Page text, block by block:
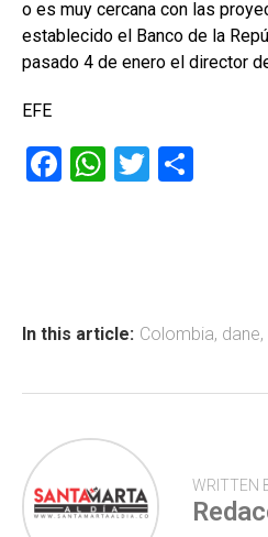
o es muy cercana con las
establecido el Banco de la
pasado 4 de enero el director
EFE
F
ok
W
p
T
tir
In this article: Colombia, dane,
WRITTEN